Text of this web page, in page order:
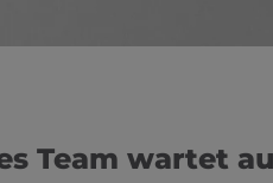
Team wartet